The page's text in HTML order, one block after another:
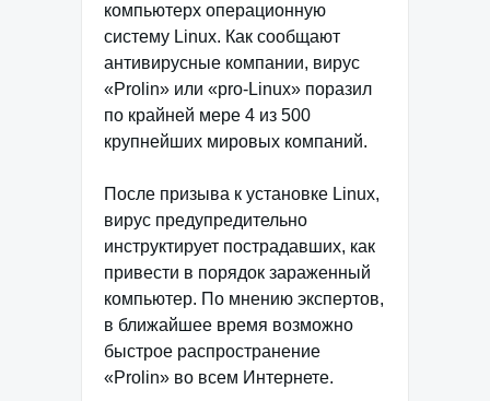
компьютерх операционную
систему Linux. Как сообщают
антивирусные компании, вирус
«Prolin» или «pro-Linux» поразил
по крайней мере 4 из 500
крупнейших мировых компаний.
После призыва к установке Linux,
вирус предупредительно
инструктирует пострадавших, как
привести в порядок зараженный
компьютер. По мнению экспертов,
в ближайшее время возможно
быстрое распространение
«Prolin» во всем Интернете.